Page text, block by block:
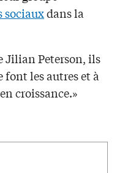
sociauxdans la
Jilian Peterson, ils
les autres et à
croissance.»